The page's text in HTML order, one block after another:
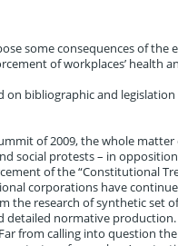
some consequences of the
of workplaces’ health
on bibliographic and
of 2009, the whole
social protests – in
of the “Constitutional
corporations have
the research of synthetic set
detailed normative
from calling into question